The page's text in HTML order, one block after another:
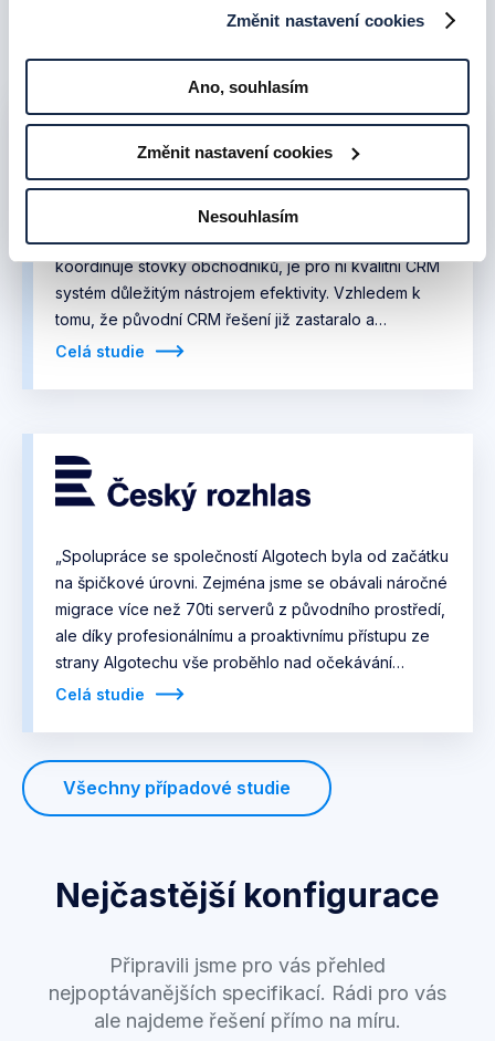
Změnit nastavení cookies
Ano, souhlasím
Změnit nastavení cookies
Nesouhlasím
Společnost KAPITOL, a.s. je firma z rodiny finanční
skupiny Vienna Insurance Group. Protože mimo jiné
koordinuje stovky obchodníků, je pro ni kvalitní CRM
systém důležitým nástrojem efektivity. Vzhledem k
tomu, že původní CRM řešení již zastaralo a
nezvládalo nové nároky rostoucí společnosti, obrátili
Celá studie
„Spolupráce se společností Algotech byla od začátku
na špičkové úrovni. Zejména jsme se obávali náročné
migrace více než 70ti serverů z původního prostředí,
ale díky profesionálnímu a proaktivnímu přístupu ze
strany Algotechu vše proběhlo nad očekávání
hladce.“
Celá studie
Všechny případové studie
Nejčastější konfigurace
Připravili jsme pro vás přehled
nejpoptávanějších specifikací. Rádi pro vás
ale najdeme řešení přímo na míru.